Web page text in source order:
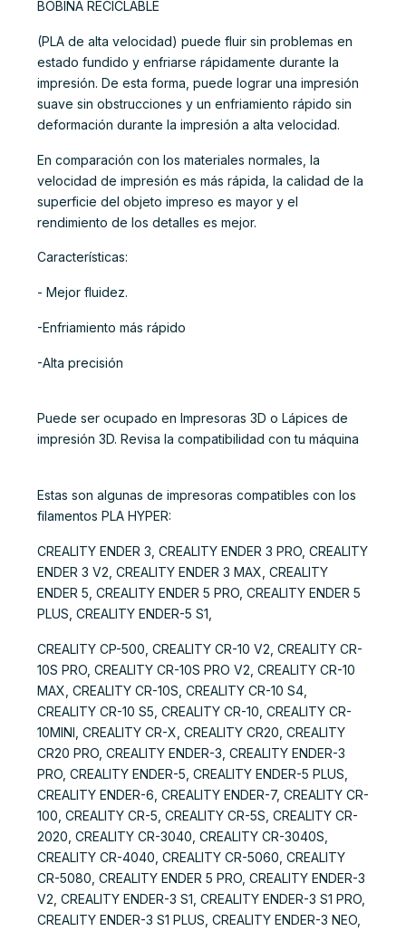
BOBINA RECICLABLE
(PLA de alta velocidad) puede fluir sin problemas en
estado fundido y enfriarse rápidamente durante la
impresión. De esta forma, puede lograr una impresión
suave sin obstrucciones y un enfriamiento rápido sin
deformación durante la impresión a alta velocidad.
En comparación con los materiales normales, la
velocidad de impresión es más rápida, la calidad de la
superficie del objeto impreso es mayor y el
rendimiento de los detalles es mejor.
Características:
- Mejor fluidez.
-Enfriamiento más rápido
-Alta precisión
Puede ser ocupado en Impresoras 3D o Lápices de
impresión 3D. Revisa la compatibilidad con tu máquina
Estas son algunas de impresoras compatibles con los
filamentos PLA HYPER:
CREALITY ENDER 3, CREALITY ENDER 3 PRO, CREALITY
ENDER 3 V2, CREALITY ENDER 3 MAX, CREALITY
ENDER 5, CREALITY ENDER 5 PRO, CREALITY ENDER 5
PLUS, CREALITY ENDER-5 S1,
CREALITY CP-500, CREALITY CR-10 V2, CREALITY CR-
10S PRO, CREALITY CR-10S PRO V2, CREALITY CR-10
MAX, CREALITY CR-10S, CREALITY CR-10 S4,
CREALITY CR-10 S5, CREALITY CR-10, CREALITY CR-
10MINI, CREALITY CR-X, CREALITY CR20, CREALITY
CR20 PRO, CREALITY ENDER-3, CREALITY ENDER-3
PRO, CREALITY ENDER-5, CREALITY ENDER-5 PLUS,
CREALITY ENDER-6, CREALITY ENDER-7, CREALITY CR-
100, CREALITY CR-5, CREALITY CR-5S, CREALITY CR-
2020, CREALITY CR-3040, CREALITY CR-3040S,
CREALITY CR-4040, CREALITY CR-5060, CREALITY
CR-5080, CREALITY ENDER 5 PRO, CREALITY ENDER-3
V2, CREALITY ENDER-3 S1, CREALITY ENDER-3 S1 PRO,
CREALITY ENDER-3 S1 PLUS, CREALITY ENDER-3 NEO,